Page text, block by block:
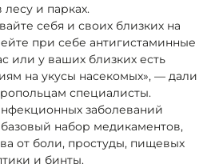
и парках.
себя и своих близких на
при себе антигистаминные
или у ваших близких есть
на укусы насекомых», — дали
специалисты.
заболеваний
набор медикаментов,
от боли, простуды, пищевых
и бинты.